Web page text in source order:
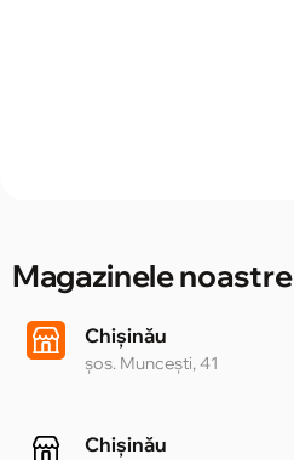
Magazinele noastre
Chișinău
șos. Muncești, 41
Chișinău